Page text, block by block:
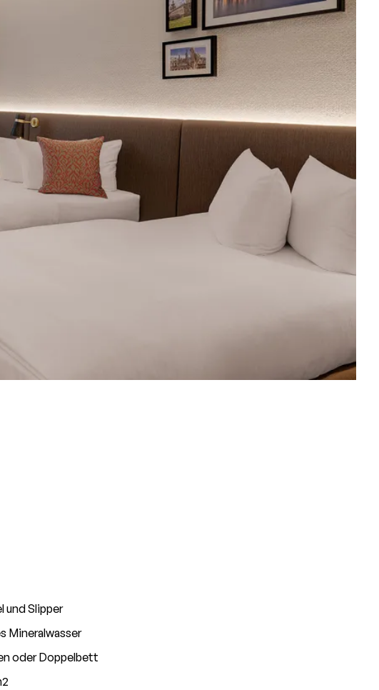
und Slipper
Mineralwasser
oder Doppelbett